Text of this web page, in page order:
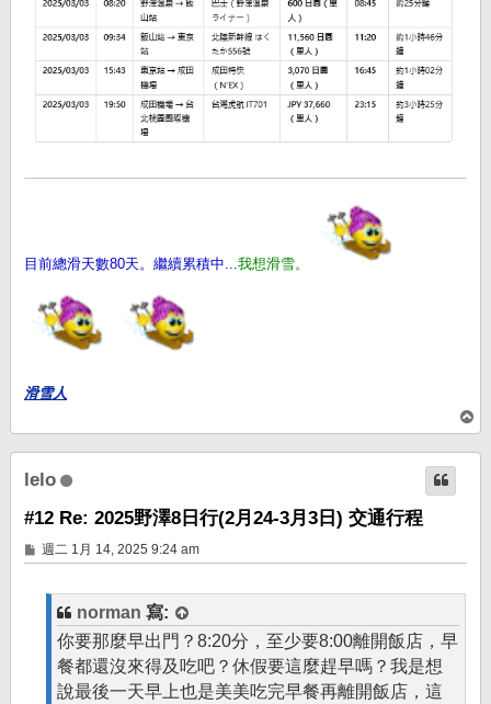
目前總滑天數80天。繼續累積中...我想滑雪。
滑雪人
頂
端
lelo
#12 Re: 2025野澤8日行(2月24-3月3日) 交通行程
文
章
週二 1月 14, 2025 9:24 am
norman 寫:
你要那麼早出門？8:20分，至少要8:00離開飯店，早
餐都還沒來得及吃吧？休假要這麼趕早嗎？我是想
說最後一天早上也是美美吃完早餐再離開飯店，這